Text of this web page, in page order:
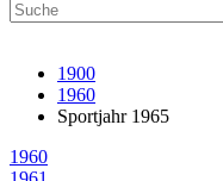
1900
1960
Sportjahr 1965
1960